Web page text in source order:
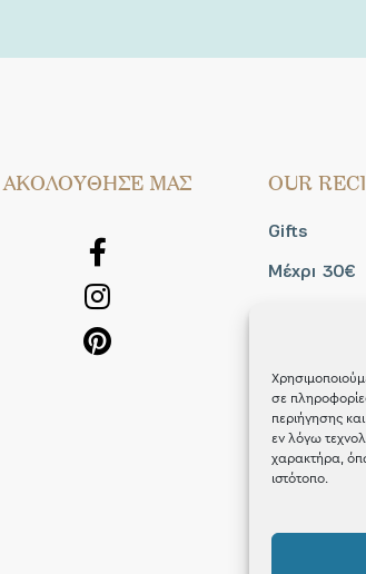
σε
περιήγησης
εν λόγω
χαρακτήρα,
ιστότοπο.
AΚΟΛΟΥΘΗΣΕ ΜΑΣ OUR
Gifts
Μέχρι 30€